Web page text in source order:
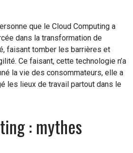
que le Cloud Computing a
dans la transformation de
faisant tomber les barrières et
Ce faisant, cette technologie n’a
la vie des consommateurs, elle a
les lieux de travail partout dans le
: mythes